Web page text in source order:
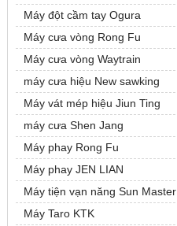
Máy đột cầm tay Ogura
Máy cưa vòng Rong Fu
Máy cưa vòng Waytrain
máy cưa hiệu New sawking
Máy vát mép hiệu Jiun Ting
máy cưa Shen Jang
Máy phay Rong Fu
Máy phay JEN LIAN
Máy tiện vạn năng Sun Master
Máy Taro KTK